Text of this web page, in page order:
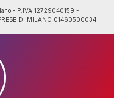
- P.IVA 12729040159 -
DI MILANO 01460500034